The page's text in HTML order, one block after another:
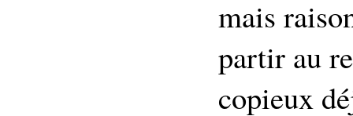
mais
partir au
copieux